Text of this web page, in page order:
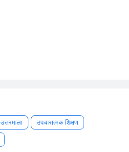
उत्तरमाला उपचारात्मक शिक्षण